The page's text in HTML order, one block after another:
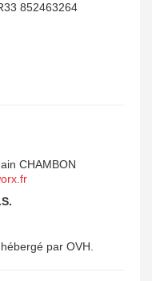
852463264
CHAMBON
par OVH.